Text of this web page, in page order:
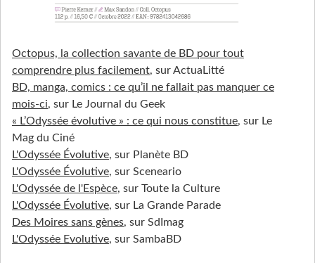
Octopus, la collection savante de BD pour tout
comprendre plus facilement, sur ActuaLitté
BD, manga, comics : ce qu’il ne fallait pas manquer ce
mois-ci, sur Le Journal du Geek
« L’Odyssée évolutive » : ce qui nous constitue, sur Le
Mag du Ciné
L'Odyssée Évolutive, sur Planète BD
L'Odyssée Évolutive, sur Sceneario
L'Odyssée de l'Espèce, sur Toute la Culture
L'Odyssée Évolutive, sur La Grande Parade
Des Moires sans gènes, sur SdImag
L'Odyssée Evolutive, sur SambaBD